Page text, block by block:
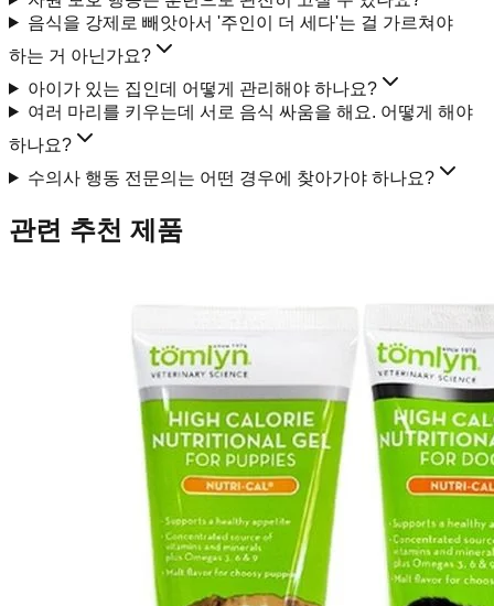
음식을 강제로 빼앗아서 '주인이 더 세다'는 걸 가르쳐야
하는 거 아닌가요?
아이가 있는 집인데 어떻게 관리해야 하나요?
여러 마리를 키우는데 서로 음식 싸움을 해요. 어떻게 해야
하나요?
수의사 행동 전문의는 어떤 경우에 찾아가야 하나요?
관련 추천 제품